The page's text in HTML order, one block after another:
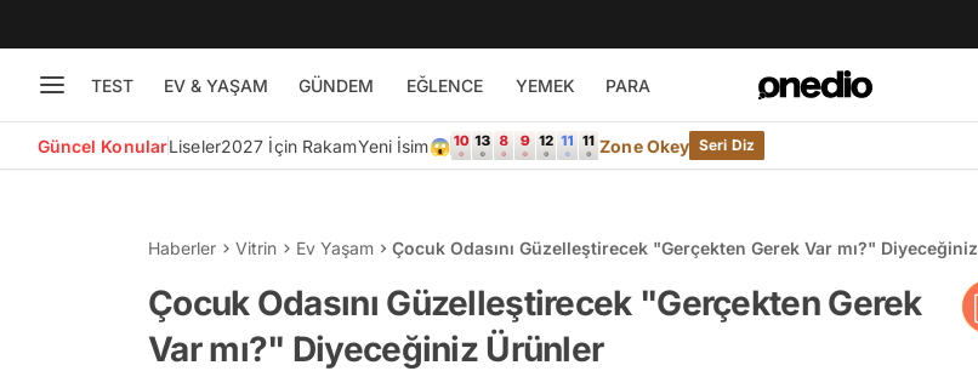
TEST EV & YAŞAM GÜNDEM EĞLENCE YEMEK PARA
Güncel KonularLiseler2027 İçin RakamYeni İsim😱 Zone Okey Seri Diz
Haberler Vitrin Ev Yaşam
Çocuk Odasını Güzelleştirecek "Gerçekten Gerek Var mı?" Diyeceğiniz
Çocuk Odasını Güzelleştirecek "Gerçekten Gerek
Var mı?" Diyeceğiniz Ürünler